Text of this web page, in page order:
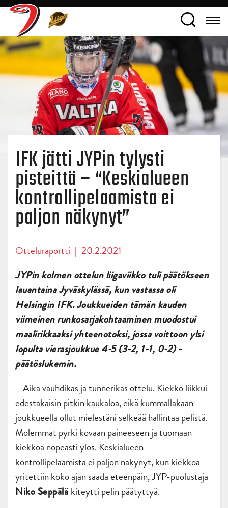
IFK jätti JYPin tylysti
pisteittä – “Keskialueen
kontrollipelaamista ei
paljon näkynyt”
Otteluraportti | 20.2.2021
JYPin kolmen ottelun liigaviikko tuli päätökseen
lauantaina Jyväskylässä, kun vastassa oli
Helsingin IFK. Joukkueiden tämän kauden
viimeinen runkosarjakohtaaminen muodostui
maalirikkaaksi yhteenotoksi, jossa voittoon ylsi
lopulta vierasjoukkue 4-5 (3-2, 1-1, 0-2) -
päätöslukemin.
– Aika vauhdikas ja tunnerikas ottelu. Kiekko liikkui
edestakaisin pitkin kaukaloa, eikä kummallakaan
joukkueella ollut mielestäni selkeää hallintaa pelistä.
Molemmat pyrki kovaan paineeseen ja tuomaan
kiekkoa nopeasti ylös. Keskialueen
kontrollipelaamista ei paljon näkynyt, kun kiekkoa
yritettiin koko ajan saada eteenpäin, JYP-puolustaja
Niko Seppälä kiteytti pelin päätyttyä.